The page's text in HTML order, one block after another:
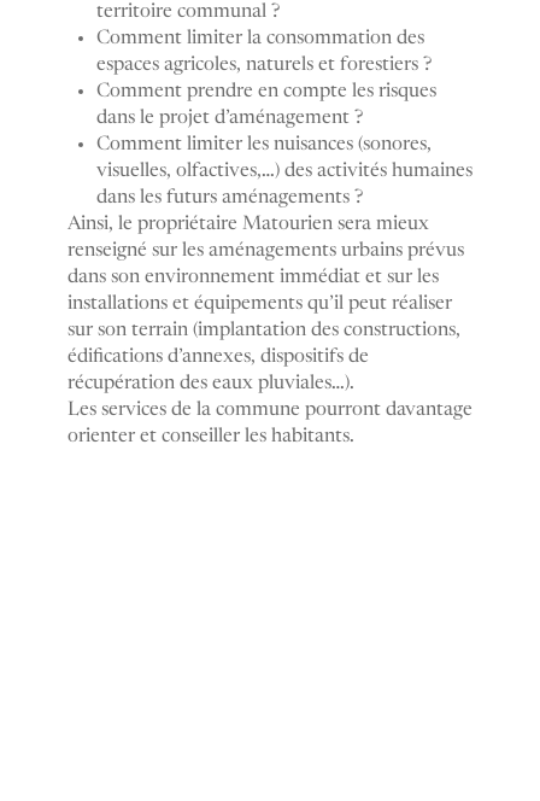
territoire communal ?
Comment limiter la consommation des
espaces agricoles, naturels et forestiers ?
Comment prendre en compte les risques
dans le projet d’aménagement ?
Comment limiter les nuisances (sonores,
visuelles, olfactives,…) des activités humaines
dans les futurs aménagements ?
Ainsi, le propriétaire Matourien sera mieux
renseigné sur les aménagements urbains prévus
dans son environnement immédiat et sur les
installations et équipements qu’il peut réaliser
sur son terrain (implantation des constructions,
édifications d’annexes, dispositifs de
récupération des eaux pluviales…).
Les services de la commune pourront davantage
orienter et conseiller les habitants.